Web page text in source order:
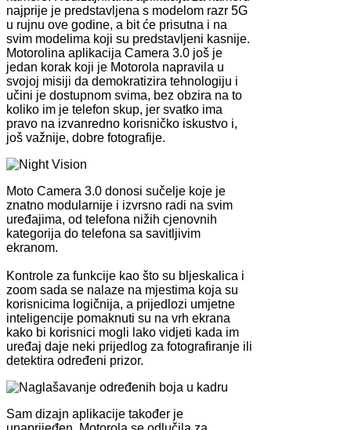
najprije je predstavljena s modelom razr 5G
u rujnu ove godine, a bit će prisutna i na
svim modelima koji su predstavljeni kasnije.
Motorolina aplikacija Camera 3.0 još je
jedan korak koji je Motorola napravila u
svojoj misiji da demokratizira tehnologiju i
učini je dostupnom svima, bez obzira na to
koliko im je telefon skup, jer svatko ima
pravo na izvanredno korisničko iskustvo i,
još važnije, dobre fotografije.
Moto Camera 3.0 donosi sučelje koje je
znatno modularnije i izvrsno radi na svim
uređajima, od telefona nižih cjenovnih
kategorija do telefona sa savitljivim
ekranom.
Kontrole za funkcije kao što su bljeskalica i
zoom sada se nalaze na mjestima koja su
korisnicima logičnija, a prijedlozi umjetne
inteligencije pomaknuti su na vrh ekrana
kako bi korisnici mogli lako vidjeti kada im
uređaj daje neki prijedlog za fotografiranje ili
detektira određeni prizor.
Sam dizajn aplikacije također je